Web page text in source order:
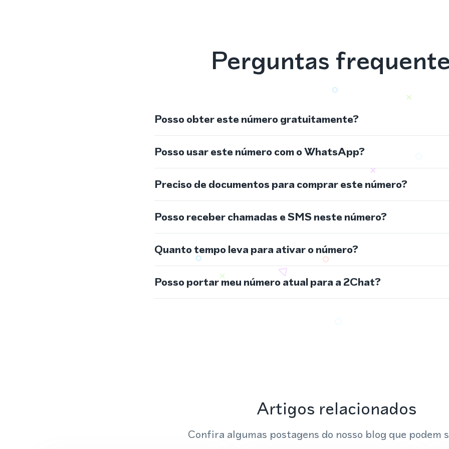
Perguntas
Posso obter este número gratuitamente?
Posso usar este número com o WhatsApp?
Preciso de documentos para comprar este número?
Posso receber chamadas e SMS neste número?
Quanto tempo leva para ativar o número?
Posso portar meu número atual para a 2Chat?
Artigos relacionados
Confira algumas postagens do nosso blog que podem